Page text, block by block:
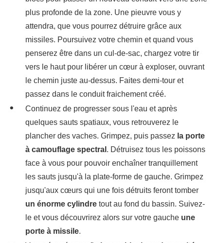
plus profonde de la zone. Une pieuvre vous y
attendra, que vous pourrez détruire grâce aux
missiles. Poursuivez votre chemin et quand vous
penserez être dans un cul-de-sac, chargez votre tir
vers le haut pour libérer un cœur à exploser, ouvrant
le chemin juste au-dessus. Faites demi-tour et
passez dans le conduit fraichement créé.
Continuez de progresser sous l'eau et après
quelques sauts spatiaux, vous retrouverez le
plancher des vaches. Grimpez, puis passez la porte
à camouflage spectral . Détruisez tous les poissons
face à vous pour pouvoir enchaîner tranquillement
les sauts jusqu'à la plate-forme de gauche. Grimpez
jusqu'aux cœurs qui une fois détruits feront tomber
un énorme cylindre tout au fond du bassin. Suivez-
le et vous découvrirez alors sur votre gauche une
porte à missile.